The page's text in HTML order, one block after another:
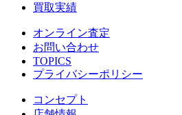
買取実績
オンライン査定
お問い合わせ
TOPICS
プライバシーポリシー
コンセプト